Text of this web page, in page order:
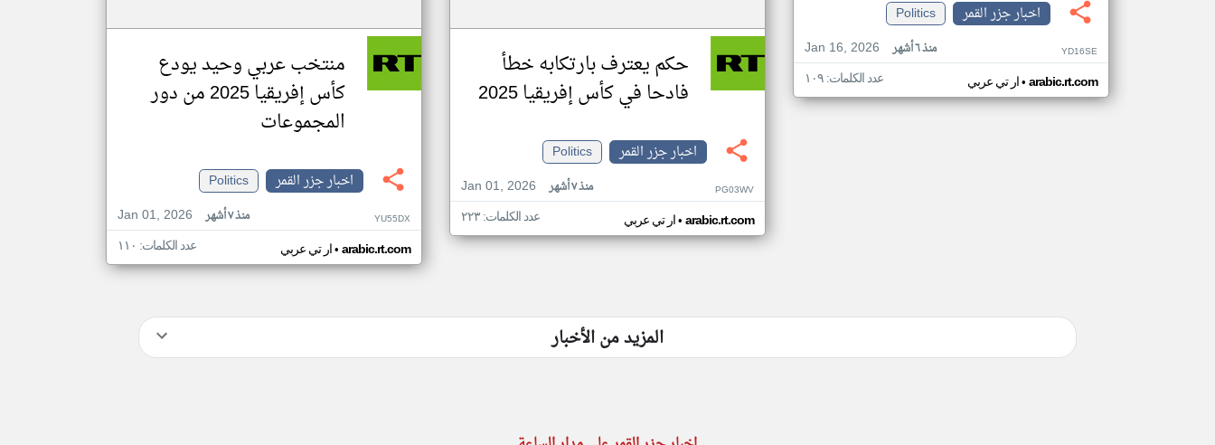
اخبار جزر القمر
Politics
Jan 16, 2026
منذ ٦ أشهر YD16SE
ار تي عربي• arabic.rt.com عدد الكلمات: ١٠٩
حكم يعترف بارتكابه خطأ
فادحا في كأس إفريقيا 2025
اخبار جزر القمر
Politics
Jan 01, 2026
منذ ٧ أشهر PG03WV
ار تي عربي• arabic.rt.com عدد الكلمات: ٢٢٣
منتخب عربي وحيد يودع
كأس إفريقيا 2025 من دور
المجموعات
اخبار جزر القمر
Politics
Jan 01, 2026
منذ ٧ أشهر YU55DX
ار تي عربي• arabic.rt.com عدد الكلمات: ١١٠
المزيد من الأخبار